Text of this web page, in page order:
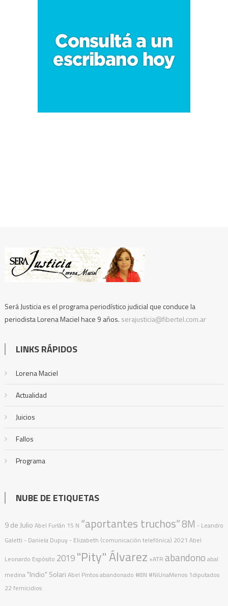
Será Justicia es el programa periodístico judicial que conduce la
periodista Lorena Maciel hace 9 años. serajusticia@fibertel.com.ar
LINKS RÁPIDOS
Lorena Maciel
Actualidad
Juicios
Fallos
Programa
NUBE DE ETIQUETAS
9 de Julio Abel Furlán 15 N “aportantes truchos”8M - Leandro
Galetti - Daniela Dupuy - Elizabeth (comunicación telefónica) 2021 Abel
Leonardo Espósito 2019"Pity" Álvarez +ATR abandono abal
medina "Indio" Solari Abel Pintosabandonado #8N #NiUnaMenos 1diputados
22 femicidios